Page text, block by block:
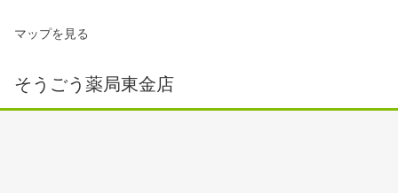
マップを見る
そうごう薬局東金店